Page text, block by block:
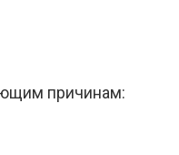
причинам: